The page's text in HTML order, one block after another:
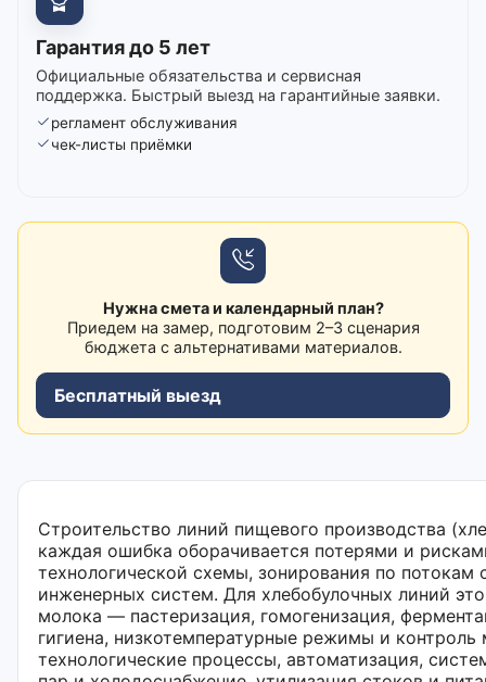
Гарантия до 5 лет
Официальные обязательства и сервисная
поддержка. Быстрый выезд на гарантийные заявки.
регламент обслуживания
чек-листы приёмки
Нужна смета и календарный план?
Приедем на замер, подготовим 2–3 сценария
бюджета с альтернативами материалов.
Бесплатный выезд
Строительство линий пищевого производства
каждая ошибка оборачивается потерями и
технологической схемы, зонирования по
инженерных систем. Для хлебобулочных линий
молока — пастеризация, гомогенизация,
гигиена, низкотемпературные режимы и
технологические процессы, автоматизация,